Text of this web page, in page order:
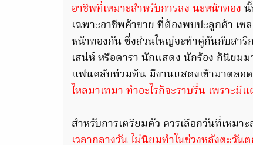
อาชีพที่เหมาะสำหรับการลง นะหน้าทอง
เฉพาะอาชีพค้าขาย ที่ต้องพบปะลูกค้า เซ
หน้าทองกัน ซึ่งส่วนใหญ่จะทำคู่กันกับสาริ
เสน่ห์ หรือดารา นักแสดง นักร้อง ก็นิยมม
แฟนคลับท่วมท้น มีงานแสดงเข้ามาตลอ
ไหลมาเทมา ทำอะไรก็จะราบรื่น เพราะมี
สำหรับการเตรียมตัว ควรเลือกวันที่เหม
เวลากลางวัน ไม่นิยมทำในช่วงหลังตะวั